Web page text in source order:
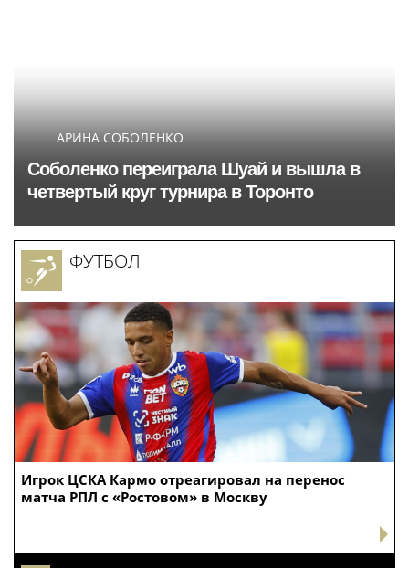
АРИНА СОБОЛЕНКО
Соболенко переиграла Шуай и вышла в
четвертый круг турнира в Торонто
Игрок ЦСКА Кармо отреагировал на перенос
матча РПЛ с «Ростовом» в Москву
ФУТБОЛ